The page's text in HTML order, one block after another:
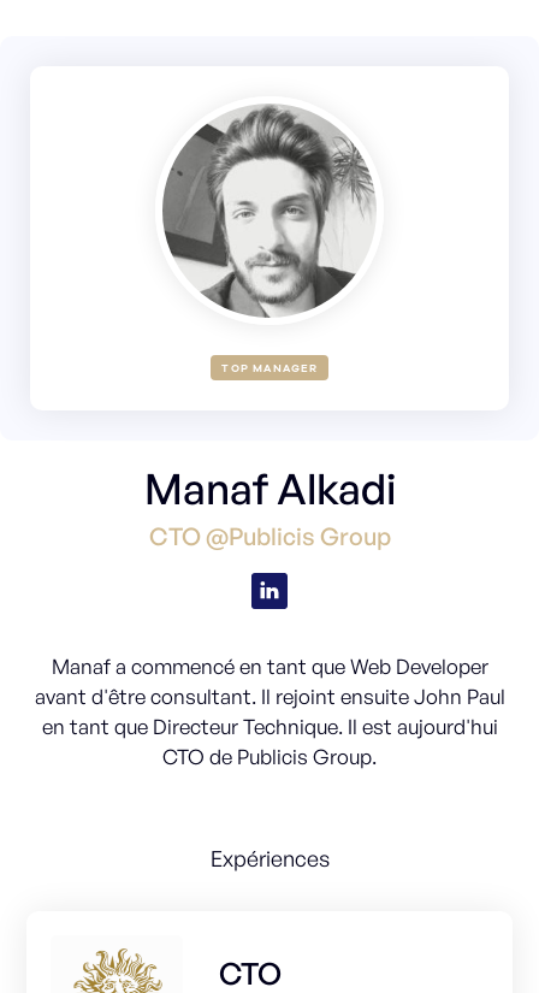
TOP MANAGER
Manaf Alkadi
CTO @Publicis Group
Manaf a commencé en tant que Web Developer
avant d'être consultant. Il rejoint ensuite John Paul
en tant que Directeur Technique. Il est aujourd'hui
CTO de Publicis Group.
Expériences
CTO